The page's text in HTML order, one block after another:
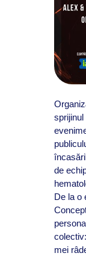
de
De la o
mei